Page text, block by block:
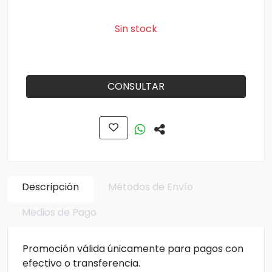
Sin stock
CONSULTAR
Descripción
Métodos de Envío
Medios de Pago
Promoción válida únicamente para pagos con
efectivo o transferencia.